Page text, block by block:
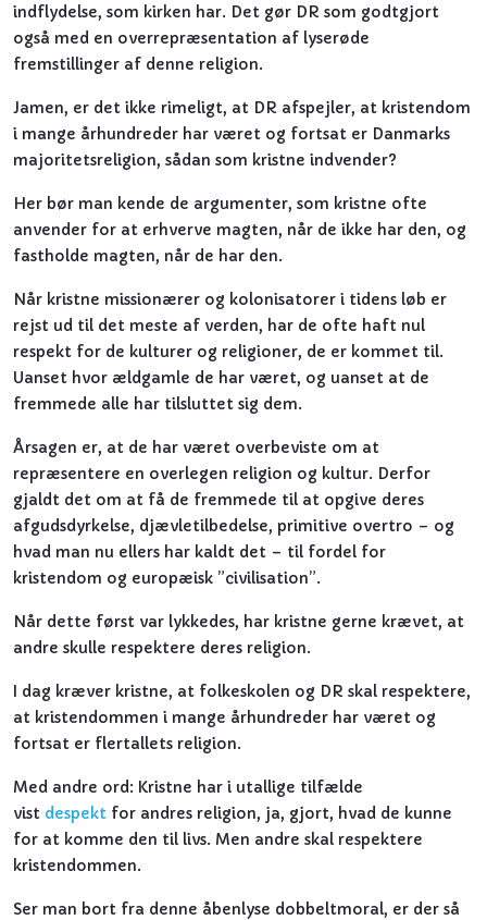
indflydelse, som kirken har. Det gør DR som godtgjort
også med en overrepræsentation af lyserøde
fremstillinger af denne religion.
Jamen, er det ikke rimeligt, at DR afspejler, at kristendom
i mange århundreder har været og fortsat er Danmarks
majoritetsreligion, sådan som kristne indvender?
Her bør man kende de argumenter, som kristne ofte
anvender for at erhverve magten, når de ikke har den, og
fastholde magten, når de har den.
Når kristne missionærer og kolonisatorer i tidens løb er
rejst ud til det meste af verden, har de ofte haft nul
respekt for de kulturer og religioner, de er kommet til.
Uanset hvor ældgamle de har været, og uanset at de
fremmede alle har tilsluttet sig dem.
Årsagen er, at de har været overbeviste om at
repræsentere en overlegen religion og kultur. Derfor
gjaldt det om at få de fremmede til at opgive deres
afgudsdyrkelse, djævletilbedelse, primitive overtro – og
hvad man nu ellers har kaldt det – til fordel for
kristendom og europæisk ”civilisation”.
Når dette først var lykkedes, har kristne gerne krævet, at
andre skulle respektere deres religion.
I dag kræver kristne, at folkeskolen og DR skal respektere,
at kristendommen i mange århundreder har været og
fortsat er flertallets religion.
Med andre ord: Kristne har i utallige tilfælde
vist despekt for andres religion, ja, gjort, hvad de kunne
for at komme den til livs. Men andre skal respektere
kristendommen.
Ser man bort fra denne åbenlyse dobbeltmoral, er der så